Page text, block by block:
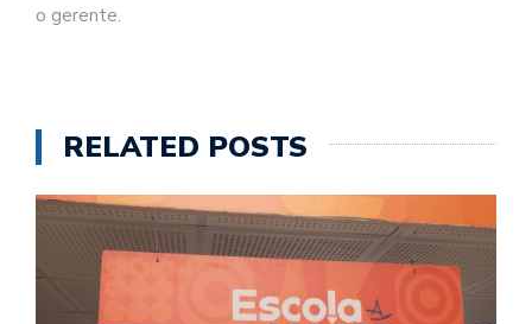
o gerente.
RELATED POSTS